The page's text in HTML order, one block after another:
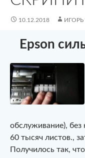
10.12.2018
Epson
обслуживание), без
60 тысяч листов.,
Получилось так,